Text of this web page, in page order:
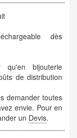
dès
qu'en bijouterie
de distribution
demander toutes
envie. Pour en
un Devis.